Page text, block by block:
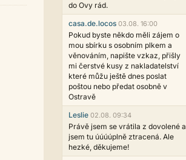
do Ovy rád.
casa.de.locos 03.08. 16:00
Pokud byste někdo měli zájem o
mou sbírku s osobním plkem a
věnováním, napište vzkaz, přišly
mi čerstvé kusy z nakladatelství
které můžu ještě dnes poslat
poštou nebo předat osobně v
Ostravě
Leslie 02.08. 09:34
Právě jsem se vrátila z dovolené a
jsem tu úúúúplně ztracená. Ale
hezké, děkujeme!